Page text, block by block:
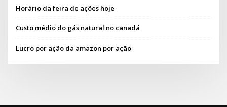
Horário da feira de ações hoje
Custo médio do gás natural no canadá
Lucro por ação da amazon por ação